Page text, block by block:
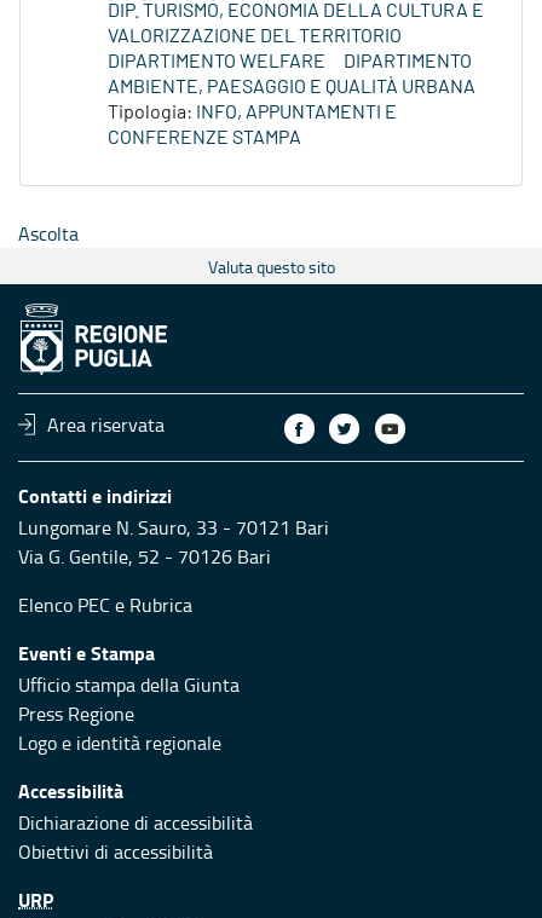
DIP. TURISMO, ECONOMIA DELLA CULTURA E
VALORIZZAZIONE DEL TERRITORIO
DIPARTIMENTO WELFARE
DIPARTIMENTO
AMBIENTE, PAESAGGIO E QUALITÀ URBANA
Tipologia:
INFO, APPUNTAMENTI E
CONFERENZE STAMPA
Ascolta
Valuta questo sito
Area riservata
Contatti e indirizzi
Lungomare N. Sauro, 33 - 70121 Bari
Via G. Gentile, 52 - 70126 Bari
Elenco PEC e Rubrica
Eventi e Stampa
Ufficio stampa della Giunta
Press Regione
Logo e identità regionale
Accessibilità
Dichiarazione di accessibilità
Obiettivi di accessibilità
URP